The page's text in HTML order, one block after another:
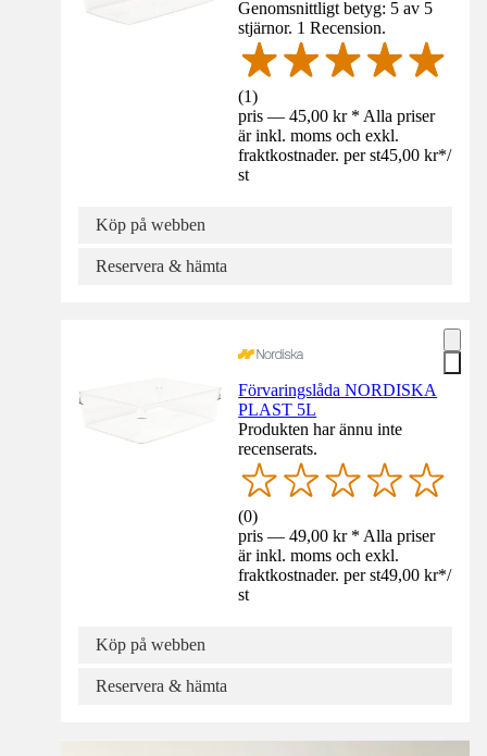
Genomsnittligt betyg: 5 av 5
stjärnor. 1 Recension.
(1)
pris — 45,00 kr * Alla priser
är inkl. moms och exkl.
fraktkostnader. per st45,00 kr*/
st
Köp på webben
Reservera & hämta
Förvaringslåda NORDISKA
PLAST 5L
Produkten har ännu inte
recenserats.
(0)
pris — 49,00 kr * Alla priser
är inkl. moms och exkl.
fraktkostnader. per st49,00 kr*/
st
Köp på webben
Reservera & hämta